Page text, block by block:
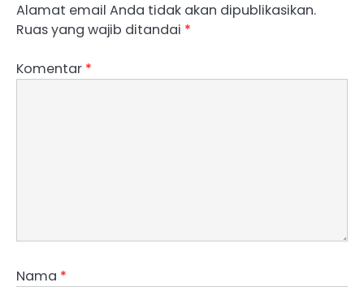
Alamat email Anda tidak akan dipublikasikan.
Ruas yang wajib ditandai *
Komentar *
Nama *